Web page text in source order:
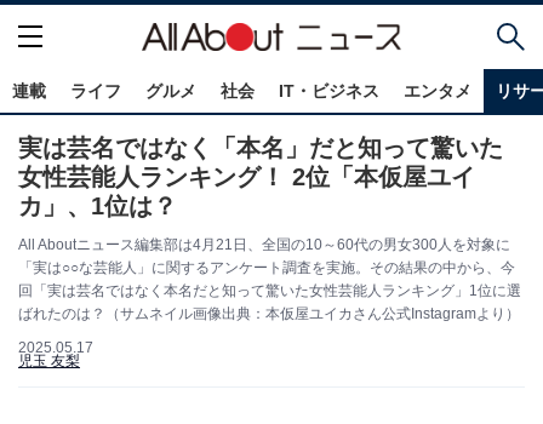
連載 ライフ グルメ 社会 IT・ビジネス エンタメ リサ
実は芸名ではなく「本名」だと知って驚いた
女性芸能人ランキング！ 2位「本仮屋ユイ
カ」、1位は？
All Aboutニュース編集部は4月21日、全国の10～60代の男女300人を対象に
「実は○○な芸能人」に関するアンケート調査を実施。その結果の中から、今
回「実は芸名ではなく本名だと知って驚いた女性芸能人ランキング」1位に選
ばれたのは？（サムネイル画像出典：本仮屋ユイカさん公式Instagramより）
2025.05.17
児玉 友梨